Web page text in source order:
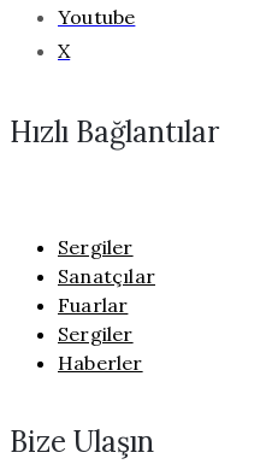
Youtube
X
Hızlı Bağlantılar
Sergiler
Sanatçılar
Fuarlar
Sergiler
Haberler
Bize Ulaşın